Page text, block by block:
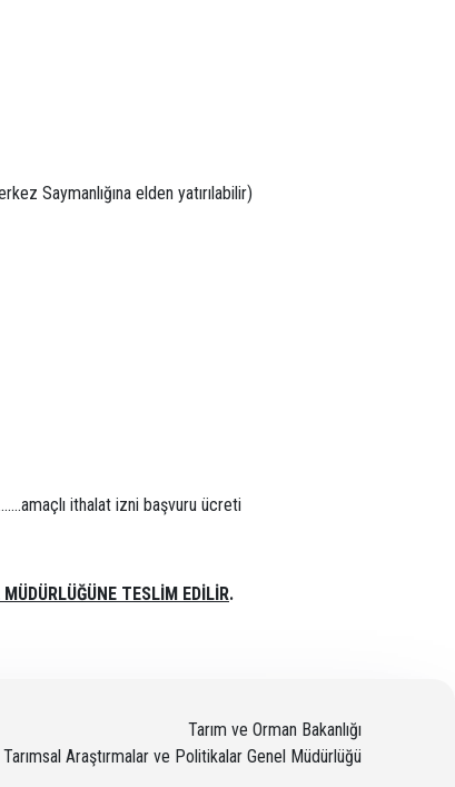
Saymanlığına elden yatırılabilir)
ithalat izni başvuru ücreti
TESLİM EDİLİR.
Tarım ve Orman Bakanlığı
Tarımsal Araştırmalar ve Politikalar Genel Müdürlüğü